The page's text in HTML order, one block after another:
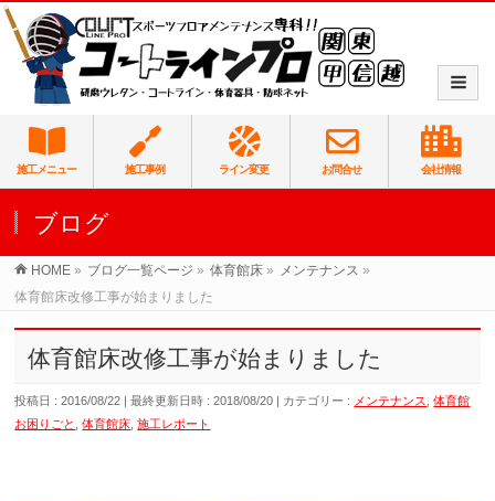
施工メニュー 施工事例 ライン変更 お問合せ 会社情報
ブログ
HOME » ブログ一覧ページ » 体育館床 » メンテナンス »
体育館床改修工事が始まりました
体育館床改修工事が始まりました
投稿日 : 2016/08/22 最終更新日時 : 2018/08/20 カテゴリー : メンテナンス ,体育館
お困りごと
,体育館床 ,施工レポート